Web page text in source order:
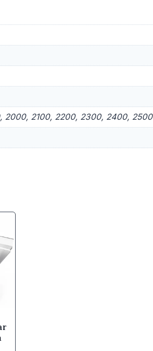
2000, 2100, 2200, 2300, 2400, 2500